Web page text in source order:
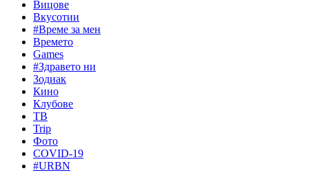
Вицове
Вкусотии
#Време за мен
Времето
Games
#Здравето ни
Зодиак
Кино
Клубове
ТВ
Trip
Фото
COVID-19
#URBN